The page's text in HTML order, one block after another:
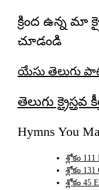
క్రింద ఉన్న మా
చూడండి
యేసు తెలుగు
తెలుగు క్రైస్తవ
Hymns You
శ్లోకం
శ్లోకం
శ్లోకం 45